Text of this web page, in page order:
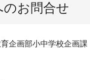
お問合せ
企画部小中学校企画課